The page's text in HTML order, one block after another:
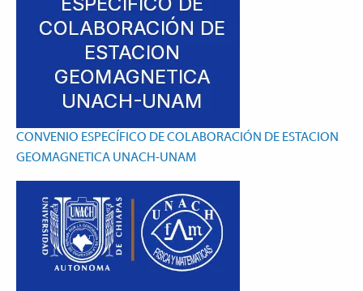
CONVENIO ESPECÍFICO DE COLABORACIÓN DE ESTACION
GEOMAGNETICA UNACH-UNAM